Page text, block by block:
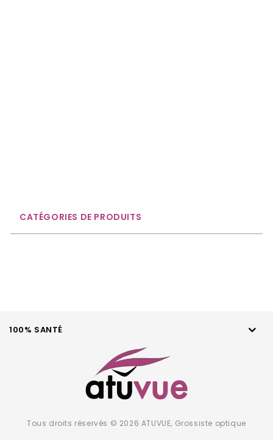
CATÉGORIES DE PRODUITS
100% SANTÉ
Tous droits réservés © 2026 ATUVUE, Grossiste optique